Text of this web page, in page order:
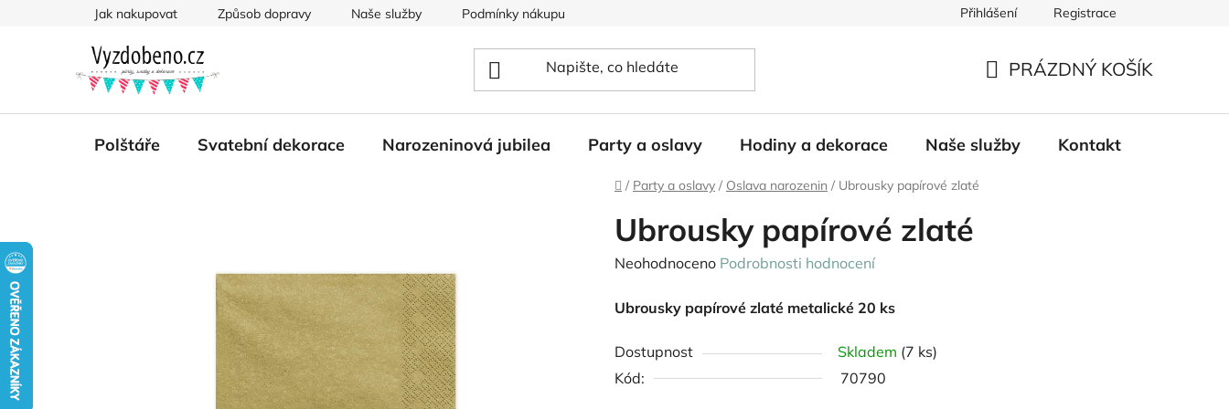
Jak nakupovat Způsob dopravy Naše služby Podmínky nákupu Přihlášení Registrace
KOŠÍK
PRÁZDNÝ KOŠÍK
Polštáře Svatební dekorace Narozeninová jubilea Party a oslavy Hodiny a dekorace Naše služby Kontakt
Domů
/ Party a oslavy / Oslava narozenin / Ubrousky papírové zlaté
Ubrousky papírové zlaté
Průměrné
produktu
0,0
z
Neohodnoceno Podrobnosti hodnocení
Ubrousky papírové zlaté metalické 20 ks
Dostupnost Skladem (7 ks)
Kód:
70790